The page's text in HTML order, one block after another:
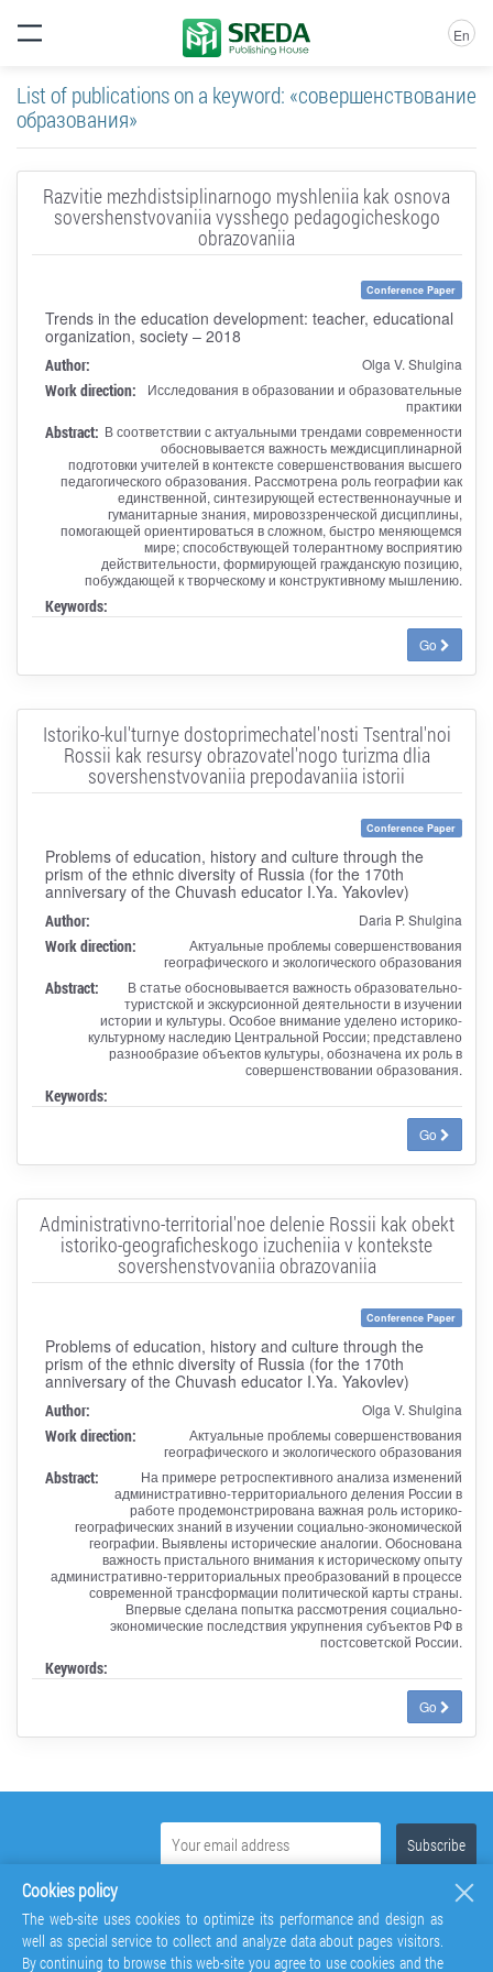
En
List of publications on a keyword: «совершенствование
образования»
Razvitie mezhdistsiplinarnogo myshleniia kak osnova
sovershenstvovaniia vysshego pedagogicheskogo
obrazovaniia
Conference Paper
Trends in the education development: teacher, educational
organization, society – 2018
Author: Olga V. Shulgina
Work direction:
Исследования в образовании и образовательные
практики
Abstract: В соответствии с актуальными трендами современности
обосновывается важность междисциплинарной
подготовки учителей в контексте совершенствования высшего
педагогического образования. Рассмотрена роль географии как
единственной, синтезирующей естественнонаучные и
гуманитарные знания, мировоззренческой дисциплины,
помогающей ориентироваться в сложном, быстро меняющемся
мире; способствующей толерантному восприятию
действительности, формирующей гражданскую позицию,
побуждающей к творческому и конструктивному мышлению.
Keywords:
Go
Istoriko-kul'turnye dostoprimechatel'nosti Tsentral'noi
Rossii kak resursy obrazovatel'nogo turizma dlia
sovershenstvovaniia prepodavaniia istorii
Conference Paper
Problems of education, history and culture through the
prism of the ethnic diversity of Russia (for the 170th
anniversary of the Chuvash educator I.Ya. Yakovlev)
Author: Daria P. Shulgina
Work direction:
Актуальные проблемы совершенствования
географического и экологического образования
Abstract:
В статье обосновывается важность образовательно-
туристской и экскурсионной деятельности в изучении
истории и культуры. Особое внимание уделено историко-
культурному наследию Центральной России; представлено
разнообразие объектов культуры, обозначена их роль в
совершенствовании образования.
Keywords:
Go
Administrativno-territorial'noe delenie Rossii kak obekt
istoriko-geograficheskogo izucheniia v kontekste
sovershenstvovaniia obrazovaniia
Conference Paper
Problems of education, history and culture through the
prism of the ethnic diversity of Russia (for the 170th
anniversary of the Chuvash educator I.Ya. Yakovlev)
Author: Olga V. Shulgina
Work direction:
Актуальные проблемы совершенствования
географического и экологического образования
Abstract:
На примере ретроспективного анализа изменений
административно-территориального деления России в
работе продемонстрирована важная роль историко-
географических знаний в изучении социально-экономической
географии. Выявлены исторические аналогии. Обоснована
важность пристального внимания к историческому опыту
административно-территориальных преобразований в процессе
современной трансформации политической карты страны.
Впервые сделана попытка рассмотрения социально-
экономические последствия укрупнения субъектов РФ в
постсоветской России.
Keywords:
Go
Cookies policy
The web-site uses cookies to optimize its performance and design as
well as special service to collect and analyze data about pages visitors.
By continuing to browse this web-site you agree to use cookies and the